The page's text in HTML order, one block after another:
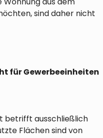
sind daher nicht
für Gewerbeeinheiten
betrifft ausschließlich
Flächen sind von